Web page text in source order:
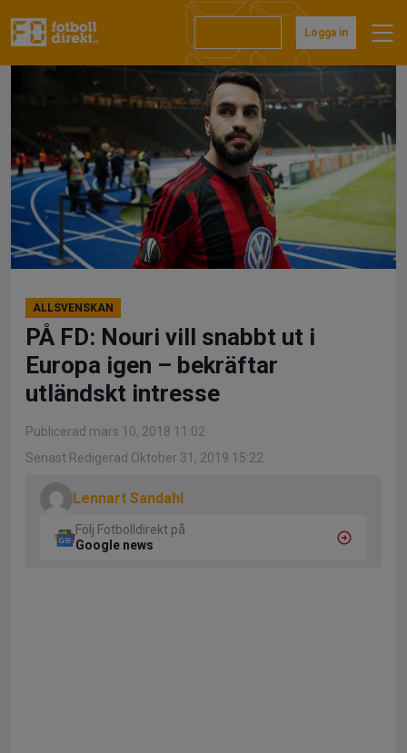
till
Logga in
ALLSVENSKAN
PÅ FD: Nouri vill snabbt ut i
Europa igen – bekräftar
utländskt intresse
Publicerad mars 10, 2018 11:02
Senast Redigerad Oktober 31, 2019 15:22
Lennart Sandahl
Följ Fotbolldirekt på
Google news